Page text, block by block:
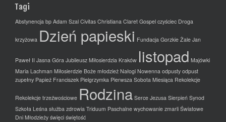
Tagi
Abstynencja bp Adam Szal Civitas Christiana Claret Gospel czyściec Droga
krzyżowa Dzień papieski Fundacja Gorzkie Żale Jan
Paweł II Jasna Góra Jubileusz Miłosierdzia Kraków listopad Majówki
Maria Lachman Miłosierdzie Boże młodzież Nałogi Nowenna odpusty odpust
zupełny Papież Franciszek Pielgrzymka Pierwsza Sobota Miesiąca Rekolekcje
Rekolekcje trzeźwościowe Rodzina Serce Jezusa Sierpień Synod
Szkoła Leśna służba zdrowia Triduum Paschalne wychowanie zmarli Światowe
Dni Młodzieży święci świętość